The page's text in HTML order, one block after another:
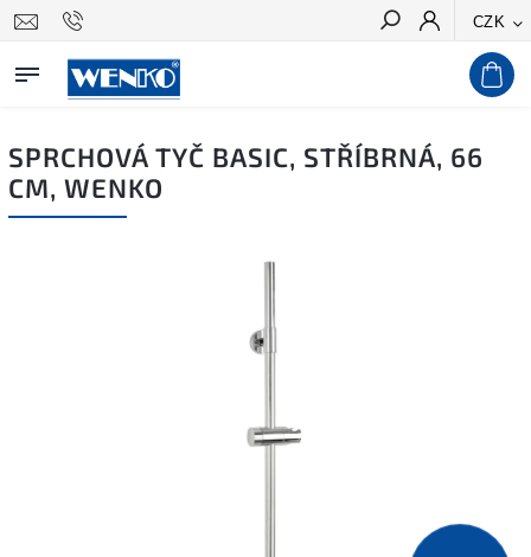
CZK
Hledat
SPRCHOVÁ TYČ BASIC, STŘÍBRNÁ, 66
CM, WENKO